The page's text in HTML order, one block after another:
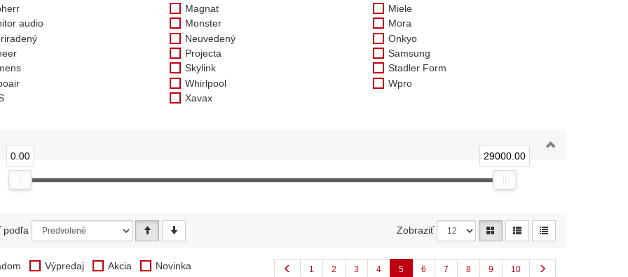
Magnat
Miele
audio
Monster
Mora
Neuvedený
Onkyo
Projecta
Samsung
Skylink
Stadler Form
Whirlpool
Wpro
Xavax
0.00 29000.00
podľa Zobraziť
Výpredaj Akcia Novinka 1 2 3 4 5 6 7 8 9 10